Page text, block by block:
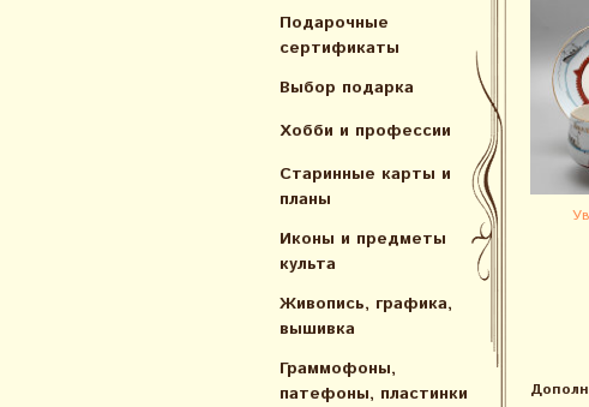
Подарочные
сертификаты
Выбор подарка
Хобби и профессии
Старинные карты и
планы
Иконы и предметы
культа
Живопись, графика,
вышивка
Граммофоны,
патефоны, пластинки